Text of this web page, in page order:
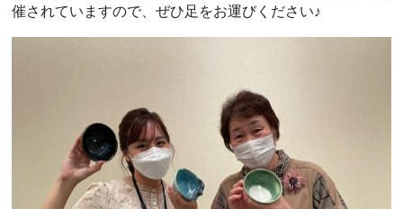
催されていますので、ぜひ足をお運びください♪